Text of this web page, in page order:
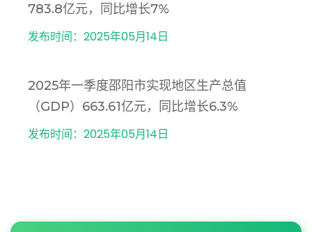
783.8亿元，同比增长7%
发布时间：2025年05月14日
2025年一季度邵阳市实现地区生产总值
（GDP）663.61亿元，同比增长6.3%
发布时间：2025年05月14日